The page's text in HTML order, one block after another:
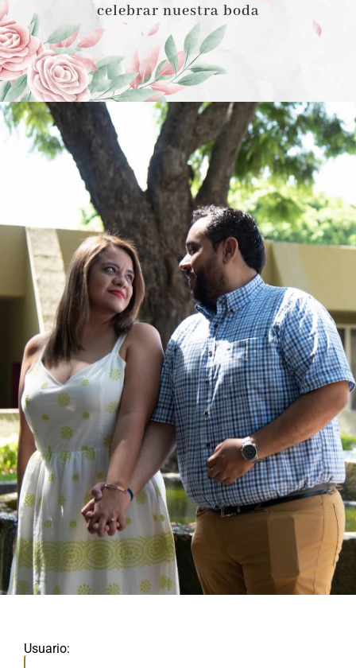
celebrar nuestra boda
Usuario: